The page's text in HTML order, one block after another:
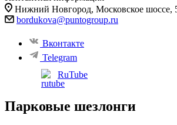
Нижний Новгород, ​Московское шоссе,
bordukova@puntogroup.ru
Вконтакте
Telegram
RuTube
Парковые шезлонги